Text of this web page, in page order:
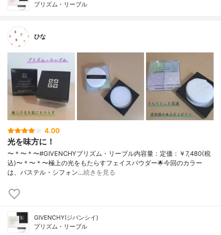
プリズム・リーブル
ひな
4.00
光を味方に！
〜＊〜＊〜#GIVENCHYプリズム・リーブル内容量：定価：￥7,480(税
込)〜＊〜＊〜極上の光をもたらすフェイスパウダー🌟今回のカラー
は、パステル・シフォン…続きを見る
GIVENCHY(ジバンシイ)
プリズム・リーブル